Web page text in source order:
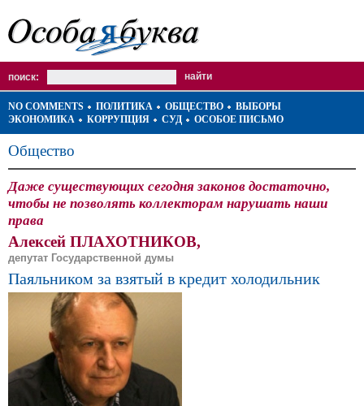
поиск:
NO COMMENTS ПОЛИТИКА ОБЩЕСТВО
ВЫБОРЫ
ЭКОНОМИКА
КОРРУПЦИЯ СУД ОСОБОЕ ПИСЬМО
Общество
Даже существующих сегодня законов достаточно,
чтобы не позволять коллекторам нарушать наши
права
Алексей ПЛАХОТНИКОВ,
депутат Государственной думы
Паяльником за взятый в кредит холодильник